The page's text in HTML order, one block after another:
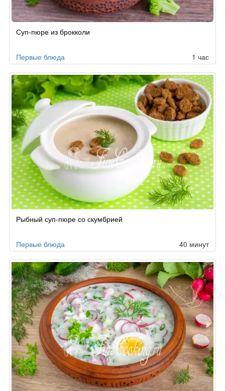
по
Суп-пюре из брокколи
Первые блюда 1 час
Рыбный суп-пюре со скумбрией
Первые блюда 40 минут